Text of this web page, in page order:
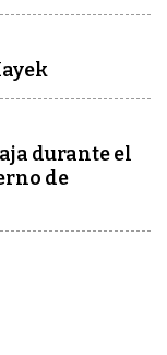
durante el
de